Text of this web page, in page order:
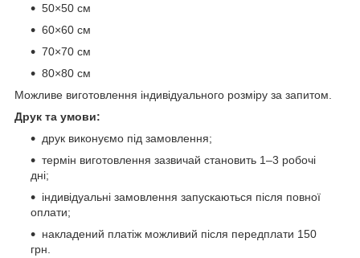
50×50 см
60×60 см
70×70 см
80×80 см
Можливе виготовлення індивідуального розміру за запитом.
Друк та умови:
друк виконуємо під замовлення;
термін виготовлення зазвичай становить 1–3 робочі
дні;
індивідуальні замовлення запускаються після повної
оплати;
накладений платіж можливий після передплати 150
грн.